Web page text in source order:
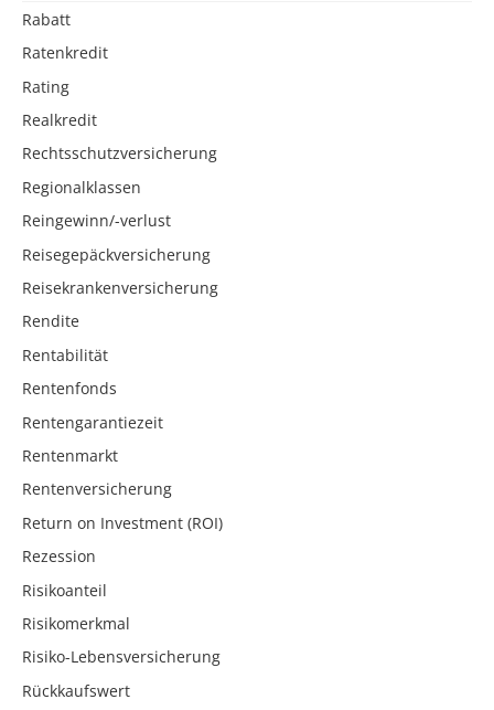
Rabatt
Ratenkredit
Rating
Realkredit
Rechtsschutzversicherung
Regionalklassen
Reingewinn/-verlust
Reisegepäckversicherung
Reisekrankenversicherung
Rendite
Rentabilität
Rentenfonds
Rentengarantiezeit
Rentenmarkt
Rentenversicherung
Return on Investment (ROI)
Rezession
Risikoanteil
Risikomerkmal
Risiko-Lebensversicherung
Rückkaufswert